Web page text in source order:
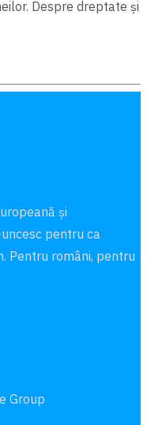
Despre dreptate şi
și
pentru ca
Pentru români, pentru
Group